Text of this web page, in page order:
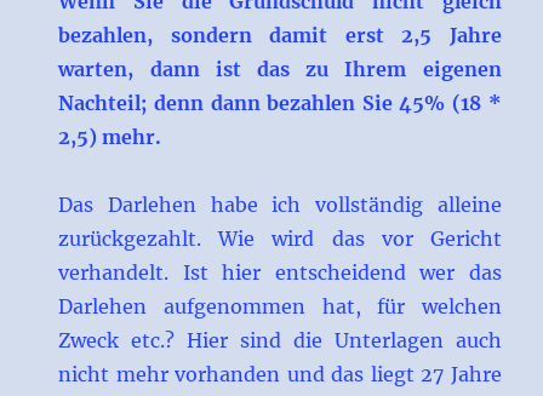
bezahlen, sondern damit erst 2,5 Jahre
warten, dann ist das zu Ihrem eigenen
Nachteil; denn dann bezahlen Sie 45% (18 *
2,5) mehr.
Das Darlehen habe ich vollständig alleine
zurückgezahlt. Wie wird das vor Gericht
verhandelt. Ist hier entscheidend wer das
Darlehen aufgenommen hat, für welchen
Zweck etc.? Hier sind die Unterlagen auch
nicht mehr vorhanden und das liegt 27 Jahre